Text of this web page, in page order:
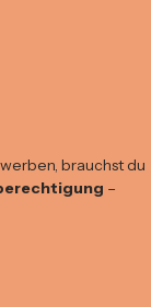
brauchst du
–